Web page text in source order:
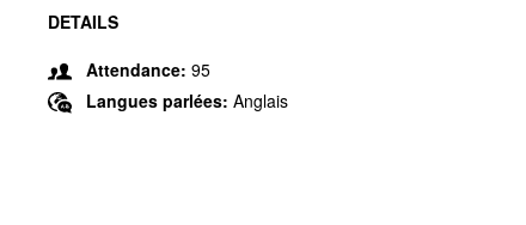
DETAILS
Attendance: 95
Langues parlées: Anglais